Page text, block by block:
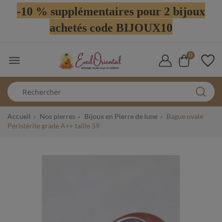
-10 % supplémentaires pour 2 bijoux
achetés code BIJOUX10
 0
Accueil Nos pierres Bijoux en Pierre de lune
Bague ovale
Péristérite grade A++ taille 59